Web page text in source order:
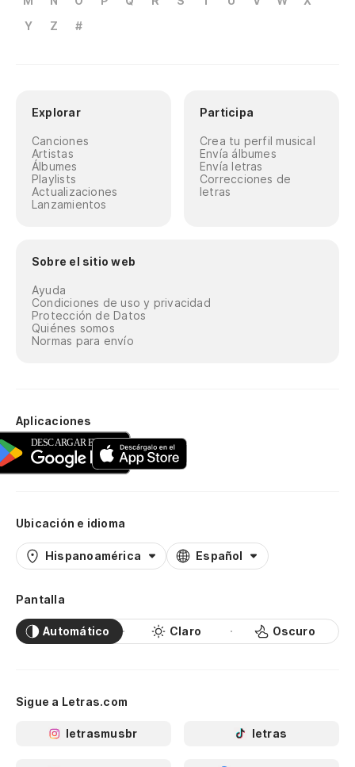
Y
Z #
Explorar
Canciones
Artistas
Álbumes
Playlists
Actualizaciones
Lanzamientos
Participa
Crea tu perfil musical
Envía álbumes
Envía letras
Correcciones de
letras
Sobre el sitio web
Ayuda
Condiciones de uso y privacidad
Protección de Datos
Quiénes somos
Normas para envío
Aplicaciones
Ubicación e idioma
Hispanoamérica Español
Pantalla
Automático Claro Oscuro
Sigue a Letras.com
letrasmusbr letras